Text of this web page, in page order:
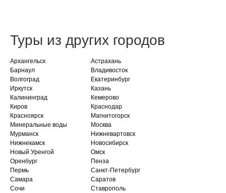
Туры из других городов
Архангельск
Астрахань
Барнаул
Владивосток
Волгоград
Екатеринбург
Иркутск
Казань
Калининград
Кемерово
Киров
Краснодар
Красноярск
Магнитогорск
Минеральные воды
Москва
Мурманск
Нижневартовск
Нижнекамск
Новосибирск
Новый Уренгой
Омск
Оренбург
Пенза
Пермь
Санкт-Петербург
Самара
Саратов
Сочи
Ставрополь